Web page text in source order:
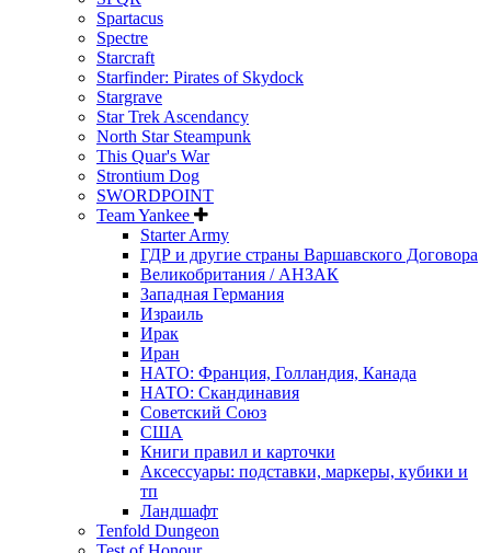
Spartacus
Spectre
Starcraft
Starfinder: Pirates of Skydock
Stargrave
Star Trek Ascendancy
North Star Steampunk
This Quar's War
Strontium Dog
SWORDPOINT
Team Yankee
Starter Army
ГДР и другие страны Варшавского Договора
Великобритания / АНЗАК
Западная Германия
Израиль
Ирак
Иран
НАТО: Франция, Голландия, Канада
НАТО: Скандинавия
Советский Союз
США
Книги правил и карточки
Аксессуары: подставки, маркеры, кубики и
тп
Ландшафт
Tenfold Dungeon